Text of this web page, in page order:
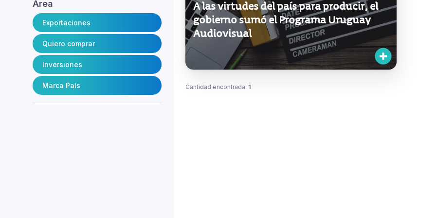
Área
Exportaciones
Quiero comprar
Inversiones
Marca País
A las virtudes del país para producir, el
gobierno sumó el Programa Uruguay
Audiovisual
Cantidad encontrada: 1